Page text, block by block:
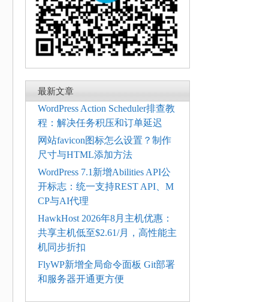
最新文章
WordPress Action Scheduler排查教
程：解决任务积压和订单延迟
网站favicon图标怎么设置？制作
尺寸与HTML添加方法
WordPress 7.1新增Abilities API公
开标志：统一支持REST API、M
CP与AI代理
HawkHost 2026年8月主机优惠：
共享主机低至$2.61/月，高性能主
机同步折扣
FlyWP新增全局命令面板 Git部署
和服务器开通更方便